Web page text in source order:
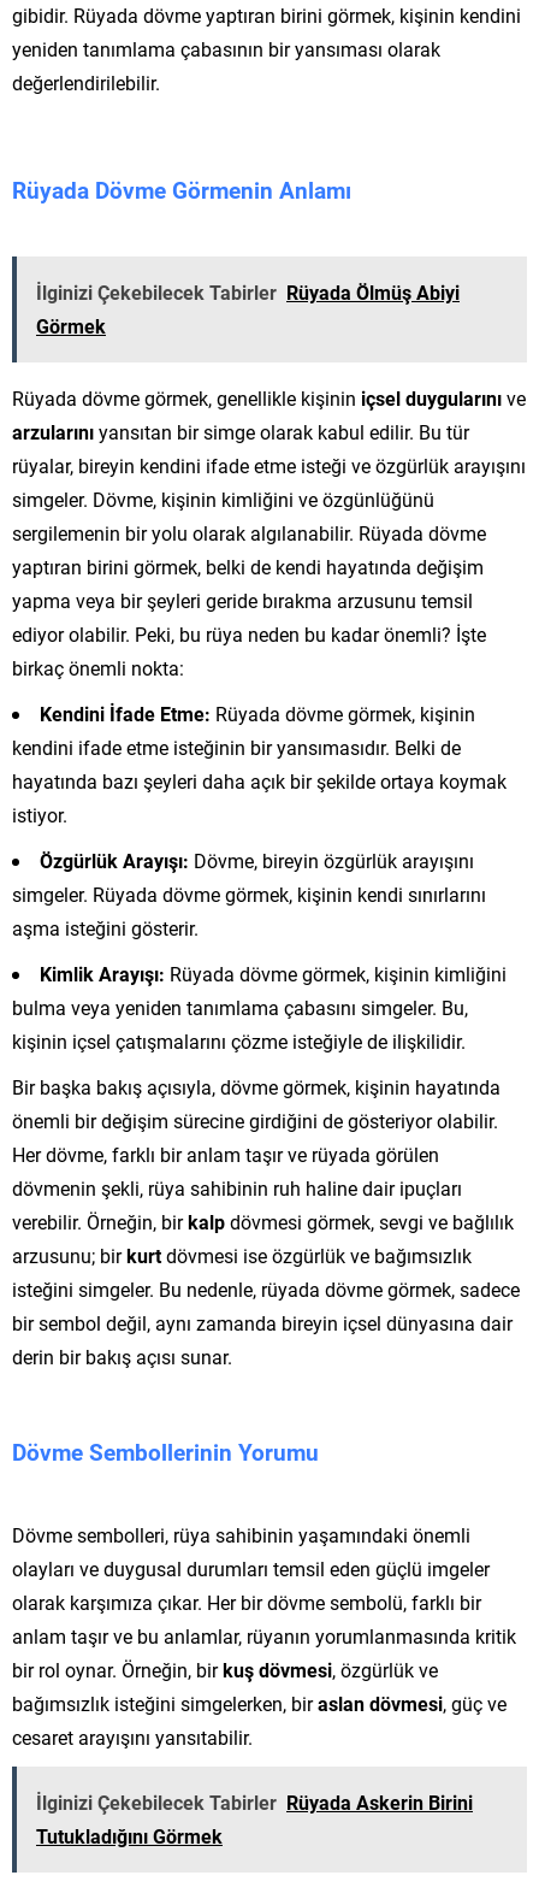
gibidir. Rüyada dövme yaptıran birini görmek, kişinin kendini
yeniden tanımlama çabasının bir yansıması olarak
değerlendirilebilir.
Rüyada Dövme Görmenin Anlamı
İlginizi Çekebilecek Tabirler Rüyada Ölmüş Abiyi
Görmek
Rüyada dövme görmek, genellikle kişinin içsel duygularınıve
arzularınıyansıtan bir simge olarak kabul edilir. Bu tür
rüyalar, bireyin kendini ifade etme isteği ve özgürlük arayışını
simgeler. Dövme, kişinin kimliğini ve özgünlüğünü
sergilemenin bir yolu olarak algılanabilir. Rüyada dövme
yaptıran birini görmek, belki de kendi hayatında değişim
yapma veya bir şeyleri geride bırakma arzusunu temsil
ediyor olabilir. Peki, bu rüya neden bu kadar önemli? İşte
birkaç önemli nokta:
Kendini İfade Etme: Rüyada dövme görmek, kişinin
kendini ifade etme isteğinin bir yansımasıdır. Belki de
hayatında bazı şeyleri daha açık bir şekilde ortaya koymak
istiyor.
Özgürlük Arayışı: Dövme, bireyin özgürlük arayışını
simgeler. Rüyada dövme görmek, kişinin kendi sınırlarını
aşma isteğini gösterir.
Kimlik Arayışı: Rüyada dövme görmek, kişinin kimliğini
bulma veya yeniden tanımlama çabasını simgeler. Bu,
kişinin içsel çatışmalarını çözme isteğiyle de ilişkilidir.
Bir başka bakış açısıyla, dövme görmek, kişinin hayatında
önemli bir değişim sürecine girdiğini de gösteriyor olabilir.
Her dövme, farklı bir anlam taşır ve rüyada görülen
dövmenin şekli, rüya sahibinin ruh haline dair ipuçları
verebilir. Örneğin, birkalpdövmesi görmek, sevgi ve bağlılık
arzusunu; birkurtdövmesi ise özgürlük ve bağımsızlık
isteğini simgeler. Bu nedenle, rüyada dövme görmek, sadece
bir sembol değil, aynı zamanda bireyin içsel dünyasına dair
derin bir bakış açısı sunar.
Dövme Sembollerinin Yorumu
Dövme sembolleri, rüya sahibinin yaşamındaki önemli
olayları ve duygusal durumları temsil eden güçlü imgeler
olarak karşımıza çıkar. Her bir dövme sembolü, farklı bir
anlam taşır ve bu anlamlar, rüyanın yorumlanmasında kritik
bir rol oynar. Örneğin, birkuş dövmesi, özgürlük ve
bağımsızlık isteğini simgelerken, biraslan dövmesi, güç ve
cesaret arayışını yansıtabilir.
İlginizi Çekebilecek Tabirler Rüyada Askerin Birini
Tutukladığını Görmek